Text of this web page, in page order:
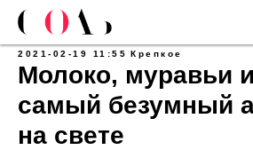
2021-02-19 11:55 Крепкое
Молоко, муравьи
самый безумный
на свете